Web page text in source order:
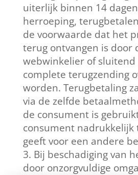
uiterlijk binnen 14
herroeping,
de voorwaarde dat het
terug ontvangen is door
webwinkelier of sluitend
complete terugzending
worden. Terugbetaling
via de zelfde
de consument is
consument nadrukkelijk
geeft voor een andere
Bij beschadiging van
door onzorgvuldige